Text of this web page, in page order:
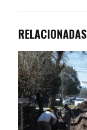
RELACIONADAS